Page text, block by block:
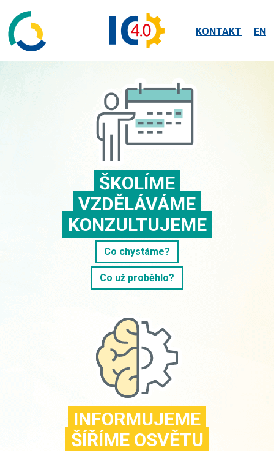
KONTAKT EN
ŠKOLÍME
VZDĚLÁVÁME
KONZULTUJEME
Co chystáme?
Co už proběhlo?
INFORMUJEME
ŠÍŘÍME OSVĚTU